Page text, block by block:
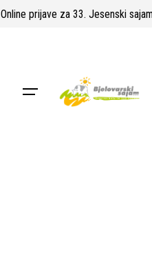
Skip
prijave za 33. Jesenski